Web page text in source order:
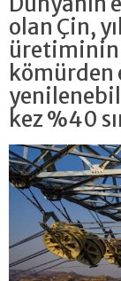
olan Çin,
üretiminin
kömürden
kez %40